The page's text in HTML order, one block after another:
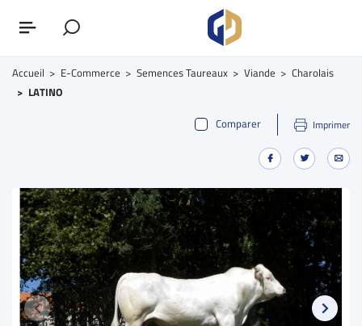
Accueil E-Commerce Semences Taureaux Viande
Charolais
LATINO
Comparer
Imprimer